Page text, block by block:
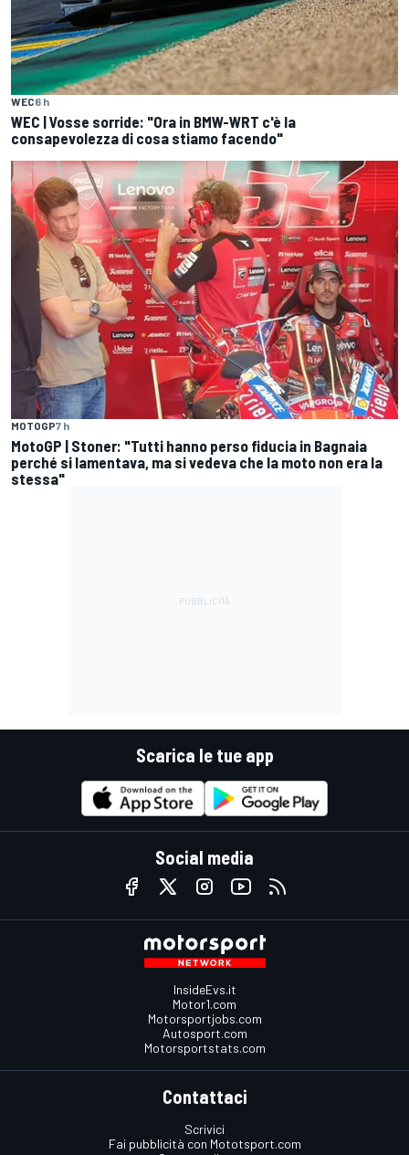
WEC6 h
WEC | Vosse sorride: "Ora in BMW-WRT c'è la
consapevolezza di cosa stiamo facendo"
MOTOGP7 h
MotoGP | Stoner: "Tutti hanno perso fiducia in Bagnaia
perché si lamentava, ma si vedeva che la moto non era la
stessa"
Scarica le tue app
Social media
InsideEvs.it
Motor1.com
Motorsportjobs.com
Autosport.com
Motorsportstats.com
Contattaci
Scrivici
Fai pubblicità con Mototsport.com